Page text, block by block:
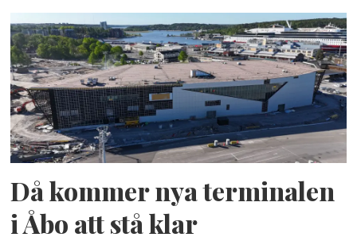
Då kommer nya terminalen
i Åbo att stå klar